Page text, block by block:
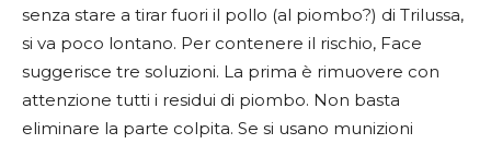
senza stare a tirar fuori il pollo (al piombo?) di Trilussa,
si va poco lontano. Per contenere il rischio, Face
suggerisce tre soluzioni. La prima è rimuovere con
attenzione tutti i residui di piombo. Non basta
eliminare la parte colpita. Se si usano munizioni